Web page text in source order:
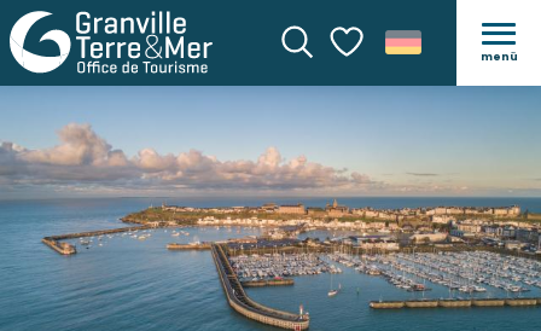
SucheVoir les favoris
menü